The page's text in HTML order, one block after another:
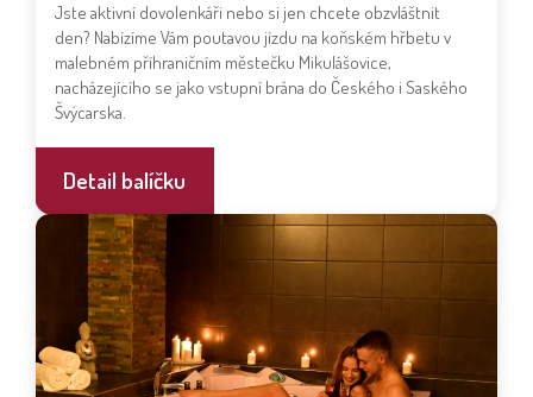
Jste aktivní dovolenkáři nebo si jen chcete obzvláštnit
den? Nabízíme Vám poutavou jízdu na koňském hřbetu v
malebném příhraničním městečku Mikulášovice,
nacházejícího se jako vstupní brána do Českého i Saského
Švýcarska.
Detail balíčku